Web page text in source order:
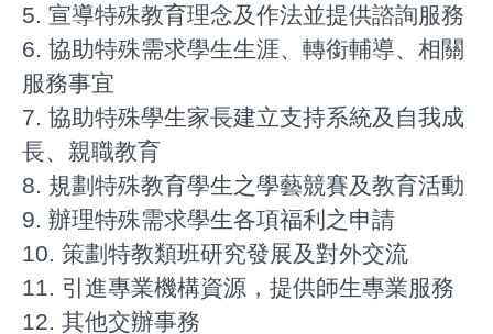
5. 宣導特殊教育理念及作法並提供諮詢服務
6. 協助特殊需求學生生涯、轉銜輔導、相關
服務事宜
7. 協助特殊學生家長建立支持系統及自我成
長、親職教育
8. 規劃特殊教育學生之學藝競賽及教育活動
9. 辦理特殊需求學生各項福利之申請
10. 策劃特教類班研究發展及對外交流
11. 引進專業機構資源，提供師生專業服務
12. 其他交辦事務